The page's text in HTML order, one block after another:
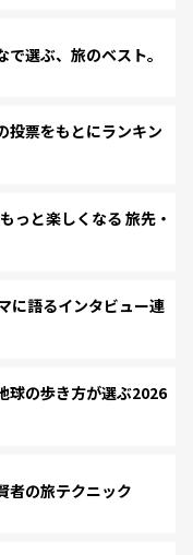
選ぶ、旅のベスト。
票をもとにランキン
と楽しくなる 旅先・
に語るインタビュー連
球の歩き方が選ぶ2026
者の旅テクニック